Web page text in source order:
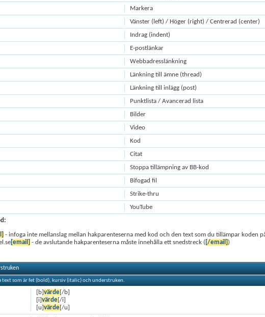
Markera
Vänster (left) / Höger (right) / Centrerad (center)
Indrag (indent)
E-postlänkar
Webbadresslänkning
Länkning till ämne (thread)
Länkning till inlägg (post)
Punktlista / Avancerad lista
Bilder
Video
Kod
Citat
Stoppa tillämpning av BB-kod
Bifogad fil
Strike-thru
YouTube
- infoga inte mellanslag mellan hakparenteserna med kod och den text som du tillämpar koden
[email] - de avslutande hakparenteserna måste innehålla ett snedstreck ( [/email])
text som är fet (bold), kursiv (italic) och understruken.
[b]värde[/b]
[i]värde[/i]
[u]värde[/u]